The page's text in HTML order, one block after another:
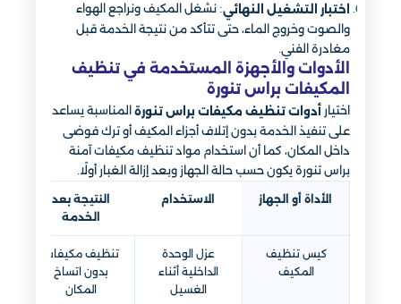
اختبار التشغيل النهائي: نشغل المكيف ونراجع الهواء
والصوت وخروج الماء، حتى تتأكد من نتيجة الخدمة قبل
مغادرة الفني.
الأدوات والأجهزة المستخدمة في تنظيف
المكيفات براس تنورة
اختيار أدوات تنظيف مكيفات براس تنورة المناسبة يساعد
على تنفيذ الخدمة بدون إتلاف أجزاء المكيف أو ترك فوضى
داخل المكان، كما أن استخدام مواد تنظيف مكيفات آمنة
براس تنورة يكون حسب حالة الجهاز وبعد إزالة الغبار أولًا.
الأداة أو الجهاز الاستخدام
النتيجة بعد
الخدمة
كيس تنظيف
المكيف
عزل الوحدة
الداخلية أثناء
الغسيل
تنظيف مكيفات
بدون اتساخ
المكان